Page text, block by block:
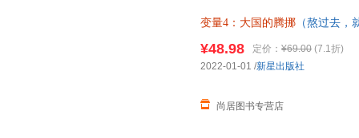
变量4：大国的腾挪 （熬过去
¥48.98 定价： ¥69.00 (7.1折)
尚居图书专营店
2022-01-01 /新星出版社